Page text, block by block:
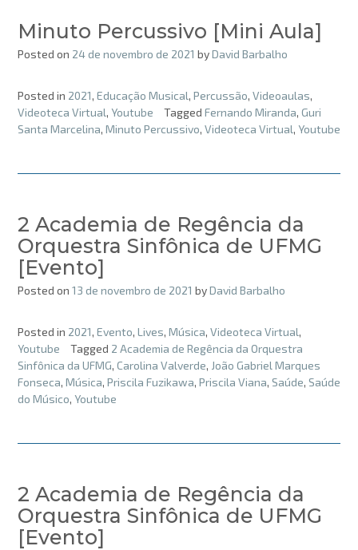
Minuto Percussivo [Mini Aula]
Posted on 24 de novembro de 2021 byDavid Barbalho
Posted in 2021, Educação Musical, Percussão, Videoaulas,
Videoteca Virtual, Youtube Tagged Fernando Miranda, Guri
Santa Marcelina, Minuto Percussivo, Videoteca Virtual, Youtube
2 Academia de Regência da
Orquestra Sinfônica de UFMG
[Evento]
Posted on 13 de novembro de 2021 byDavid Barbalho
Posted in 2021, Evento, Lives, Música, Videoteca Virtual,
Youtube
Tagged 2 Academia de Regência da Orquestra
Sinfônica da UFMG, Carolina Valverde, João Gabriel Marques
Fonseca, Música, Priscila Fuzikawa, Priscila Viana, Saúde, Saúde
do Músico, Youtube
2 Academia de Regência da
Orquestra Sinfônica de UFMG
[Evento]